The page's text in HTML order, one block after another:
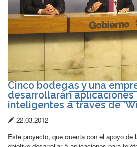
Cinco bodegas y una
desarrollarán
inteligentes a través de
Fecha
de
22.03.2012
Este proyecto, que cuenta con el apoyo de